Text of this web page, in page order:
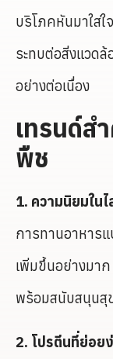
บริโภคหันมาใส่ใ
ระทบต่อสิ่งแวด
อย่างต่อเนื่อง
เทรนด์ส
พืช
1. ความนิยมใน
การทานอาหาร
เพิ่มขึ้นอย่างมา
พร้อมสนับสนุนสุ
2. โปรตีนที่ย่อย